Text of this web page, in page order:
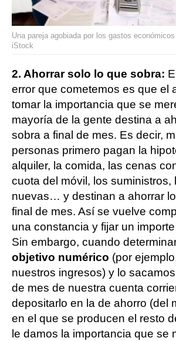
Una pareja agobiada por los gastos económicos
iStock
2. Ahorrar solo lo que sobra:
error que cometemos es que el
tomar la importancia que se
mayoría de la gente destina a
sobra a final de mes. Es decir,
personas primero pagan la
alquiler, la comida, las cenas
cuota del móvil, los suministros,
nuevas… y destinan a ahorrar
final de mes. Así se vuelve
una constancia y fijar un
Sin embargo, cuando
objetivo numérico (por
nuestros ingresos) y lo
de mes de nuestra cuenta
depositarlo en la de ahorro (del
en el que se producen el resto
le damos la importancia que se